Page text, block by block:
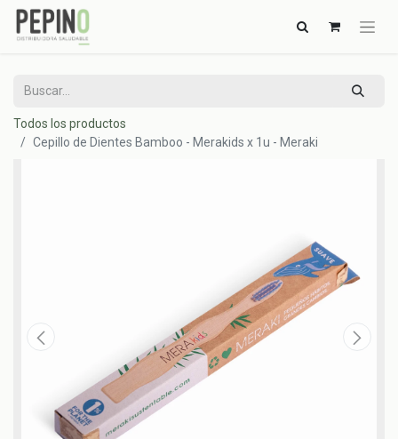
Todos los productos
Cepillo de Dientes Bamboo - Merakids x 1u - Meraki